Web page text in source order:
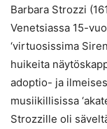
Barbara Strozzi
Venetsiassa 15-
‘virtuosissima
huikeita
adoptio- ja
musiikillisissa
Strozzille oli